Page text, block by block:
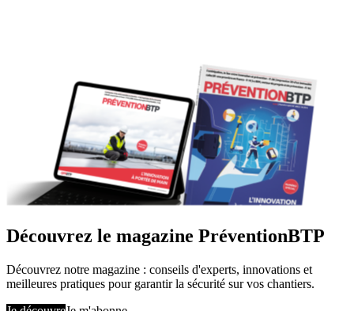
Découvrez le magazine PréventionBTP
Découvrez notre magazine : conseils d'experts, innovations et
meilleures pratiques pour garantir la sécurité sur vos chantiers.